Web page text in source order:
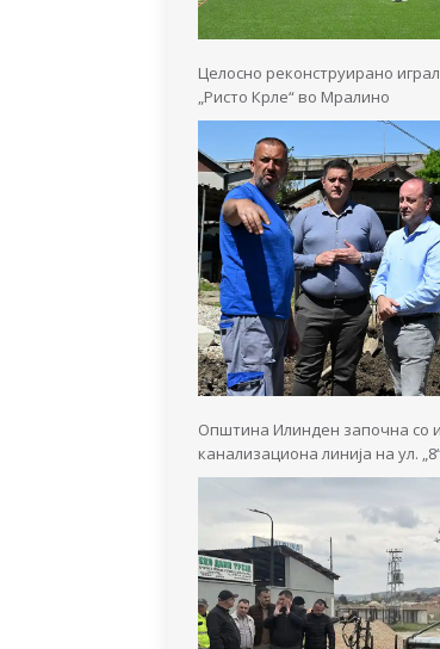
Целосно реконструирано
„Ристо Крле“ во Мралино
Општина Илинден започна со
канализациона линија на ул.